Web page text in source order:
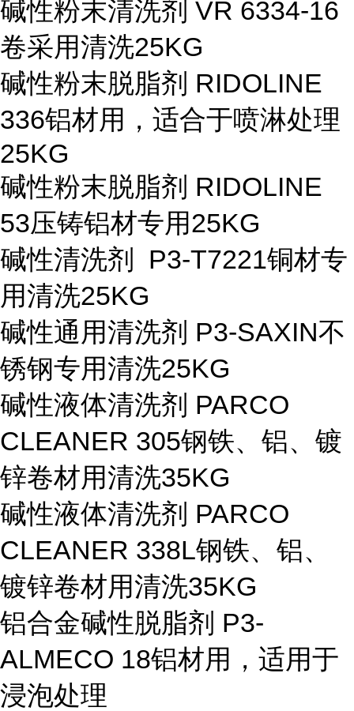
碱性粉末清洗剂 VR 6334-16
卷采用清洗25KG
碱性粉末脱脂剂 RIDOLINE
336铝材用，适合于喷淋处理
25KG
碱性粉末脱脂剂 RIDOLINE
53压铸铝材专用25KG
碱性清洗剂 P3-T7221铜材专
用清洗25KG
碱性通用清洗剂 P3-SAXIN不
锈钢专用清洗25KG
碱性液体清洗剂 PARCO
CLEANER 305钢铁、铝、镀
锌卷材用清洗35KG
碱性液体清洗剂 PARCO
CLEANER 338L钢铁、铝、
镀锌卷材用清洗35KG
铝合金碱性脱脂剂 P3-
ALMECO 18铝材用，适用于
浸泡处理